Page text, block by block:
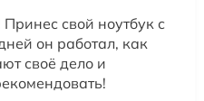
свой ноутбук с
он работал, как
своё дело и